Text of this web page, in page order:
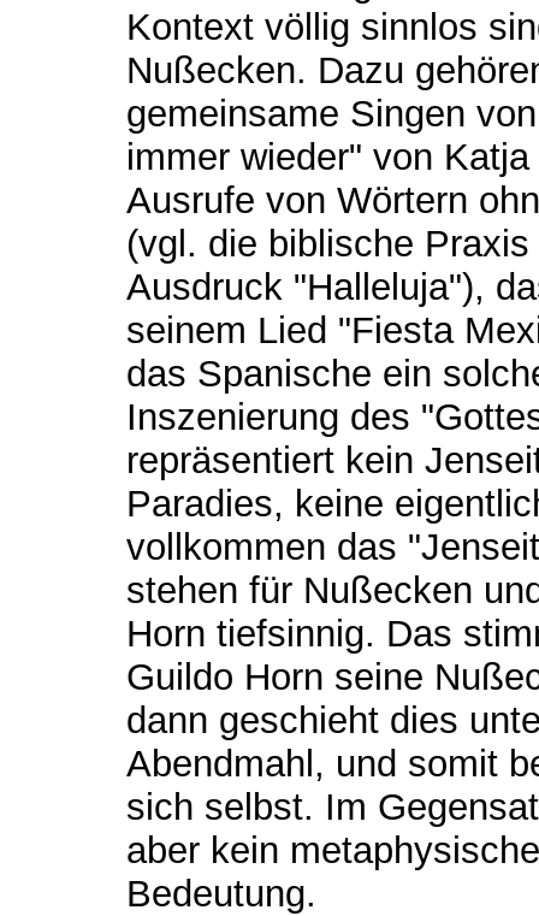
Kontext völlig sinnlos
Nußecken. Dazu
gemeinsame Singen
immer wieder" von
Ausrufe von Wörtern
(vgl. die biblische
Ausdruck "Halleluja"),
seinem Lied "Fiesta
das Spanische ein
Inszenierung des
repräsentiert kein
Paradies, keine
vollkommen das
stehen für Nußecken
Horn tiefsinnig. Das
Guildo Horn seine
dann geschieht dies
Abendmahl, und somit
sich selbst. Im
aber kein
Bedeutung.